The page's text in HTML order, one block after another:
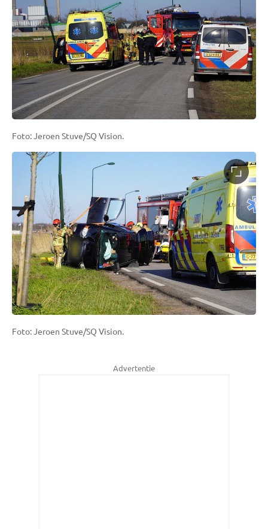
Foto: Jeroen Stuve/SQ Vision.
Foto: Jeroen Stuve/SQ Vision.
Advertentie